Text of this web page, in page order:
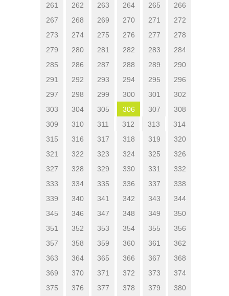
261
262 263 264 265
266
267
268 269 270 271
272
273
274 275 276 277
278
279
280 281 282 283
284
285
286 287 288 289
290
291
292 293 294 295
296
297
298 299 300 301
302
303
304 305 306 307
308
309
310 311 312 313
314
315
316 317 318 319
320
321
322 323 324 325
326
327
328 329 330 331
332
333
334 335 336 337
338
339
340 341 342 343
344
345
346 347 348 349
350
351
352 353 354 355
356
357
358 359 360 361
362
363
364 365 366 367
368
369
370 371 372 373
374
375
376 377 378 379 380